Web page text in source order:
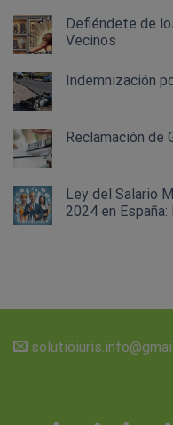
Defiéndete de
Vecinos
Indemnización
Reclamación
Ley del Salario
2024 en